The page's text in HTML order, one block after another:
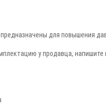
для повышения
у продавца, напишите